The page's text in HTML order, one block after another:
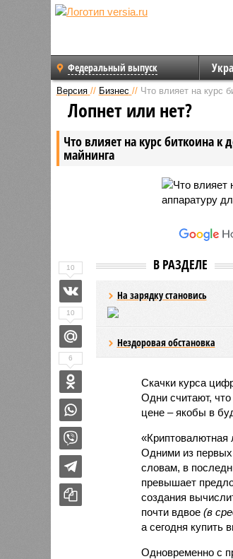
Федеральный выпуск
Версия // Бизнес // Что влияет на курс
Что влияет на курс биткоина к
майнинга
Лопнет или нет?
В РАЗДЕЛЕ
На зарядку становись
Нездоровая обстановка
Скачки курса
Одни считают, что
цене – якобы в
«Криптовалютная
Одними из первых
словам, в
превышает
создания
почти вдвое (в
а сегодня купить
Одновременно с
10
10
6